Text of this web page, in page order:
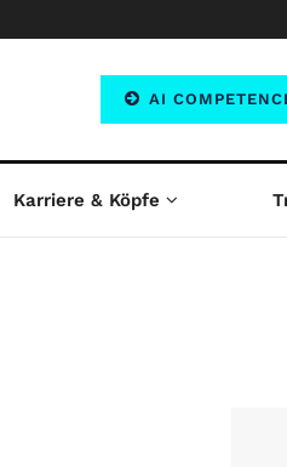
AI
Karriere & Köpfe